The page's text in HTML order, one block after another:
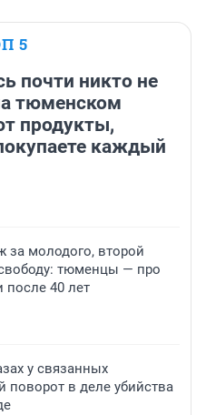
5
почти никто не
тюменском
продукты,
каждый
молодого, второй
тюменцы — про
40 лет
у связанных
поворот в деле убийства